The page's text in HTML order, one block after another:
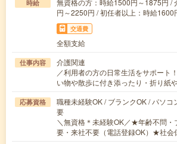
時給
無資格の方：時給1500円～1875円 /
円～2250円 / 初任者以上：時給1600
交通費
全額支給
仕事内容
介護関連
／利用者の方の日常生活をサポー
い物や散歩に付き添ったり・折り紙
応募資格
職種未経験OK / ブランクOK / パソコ
要
＼無資格＊未経験OK／★年齢不問
要・来社不要（電話登録OK）★社